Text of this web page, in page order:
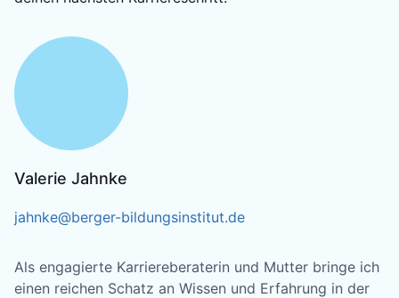
Valerie Jahnke
jahnke@berger-bildungsinstitut.de
Als engagierte Karriereberaterin und Mutter bringe ich
einen reichen Schatz an Wissen und Erfahrung in der